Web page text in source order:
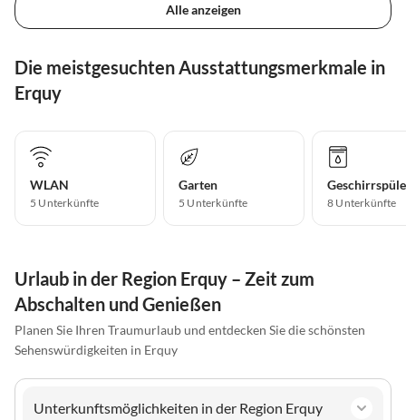
Alle anzeigen
Die meistgesuchten Ausstattungsmerkmale in
Erquy
WLAN
5 Unterkünfte
Garten
5 Unterkünfte 8 Unterkünfte
Urlaub in der Region Erquy – Zeit zum
Abschalten und Genießen
Planen Sie Ihren Traumurlaub und entdecken Sie die schönsten
Sehenswürdigkeiten in Erquy
Unterkunftsmöglichkeiten in der Region Erquy